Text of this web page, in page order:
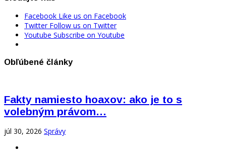
Facebook Like us on Facebook
Twitter Follow us on Twitter
Youtube Subscribe on Youtube
Obľúbené články
Fakty namiesto hoaxov: ako je to s
volebným právom…
júl 30, 2026 Správy